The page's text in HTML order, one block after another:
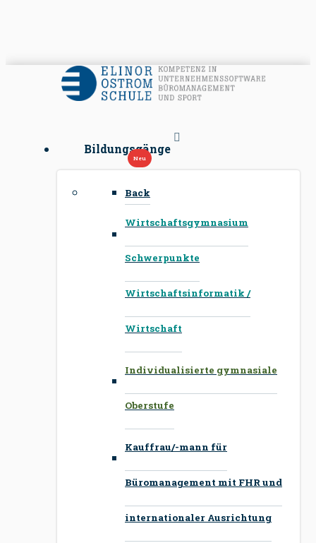
Bildungsgänge
Back
Wirtschaftsgymnasium
Schwerpunkte
Wirtschaftsinformatik /
Wirtschaft
Individualisierte gymnasiale
Oberstufe
Kauffrau/-mann für
Büromanagement mit FHR und
internationaler Ausrichtung